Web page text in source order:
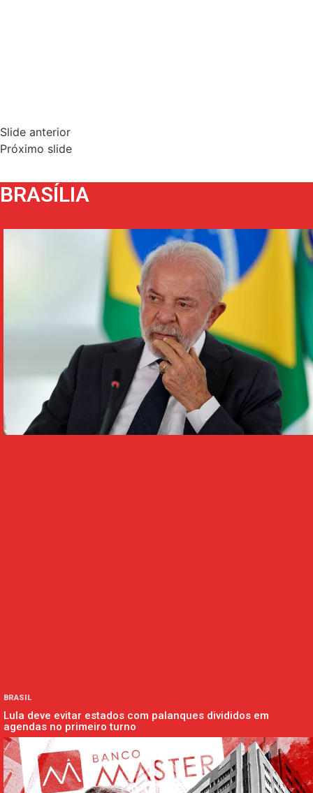
Slide anterior
Próximo slide
BRASÍLIA
BRASIL
Lula deve evitar estados com palanques divididos em
agendas no primeiro turno